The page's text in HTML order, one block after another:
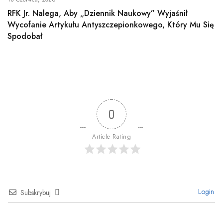
RFK Jr. Nalega, Aby „Dziennik Naukowy” Wyjaśnił
Wycofanie Artykułu Antyszczepionkowego, Który Mu Się
Spodobał
0
Article Rating
Subskrybuj Login